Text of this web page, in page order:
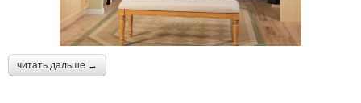
читать дальше →